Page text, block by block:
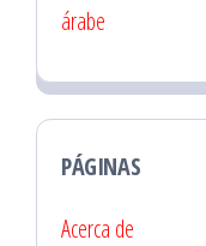
árabe
PÁGINAS
Acerca de